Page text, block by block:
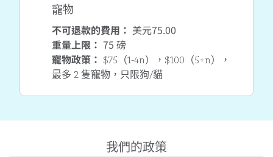
寵物
不可退款的費用： 美元75.00
重量上限： 75 磅
寵物政策： $75（1-4n），$100（5+n），
最多 2 隻寵物，只限狗/貓
我們的政策